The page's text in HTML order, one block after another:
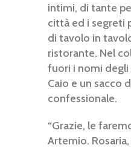
intimi, di tante
città ed i segreti
di tavolo in
ristorante. Nel
fuori i nomi
Caio e un sacco
confessionale.
“Grazie, le
Artemio.